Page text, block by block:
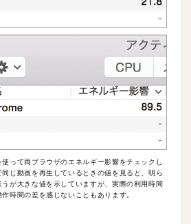
使って両ブラウザのエネルギー影響をチェックし
じ動画を再生しているときの値を見ると、明ら
が大きな値を示していますが、実際の利用時間
時間の差を感じないこともあります。